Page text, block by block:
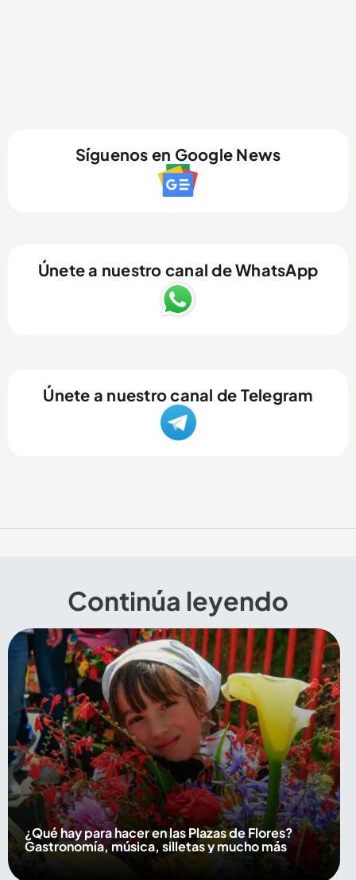
Síguenos en Google News
Únete a nuestro canal de WhatsApp
Únete a nuestro canal de Telegram
Continúa leyendo
¿Qué hay para hacer en las Plazas de Flores?
Gastronomía, música, silletas y mucho más